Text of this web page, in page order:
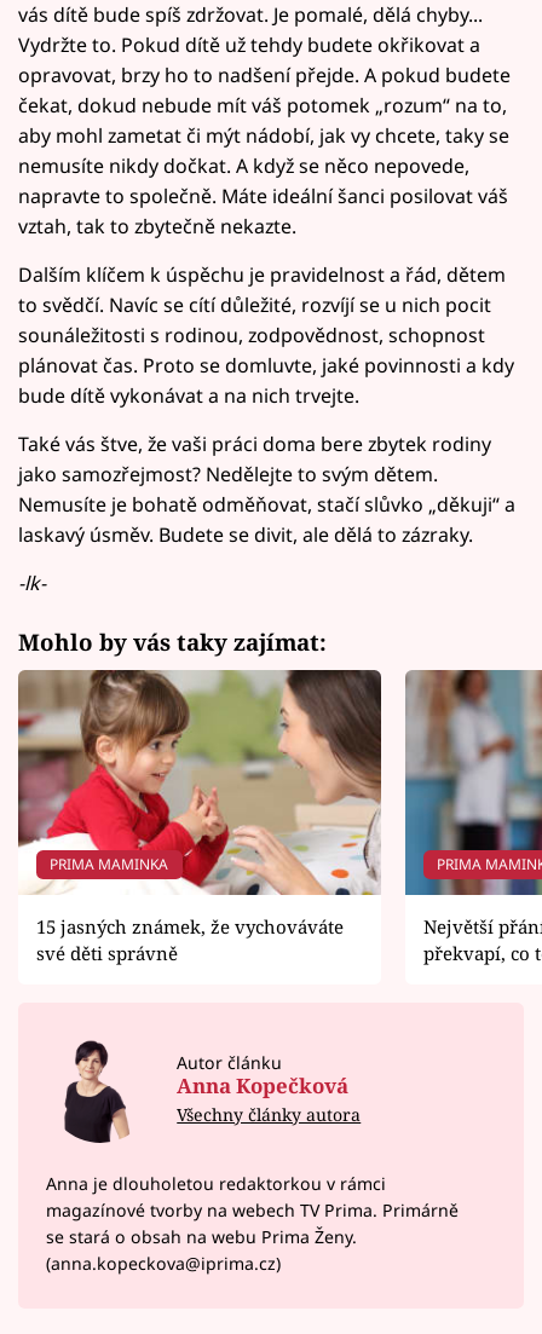
vás dítě bude spíš zdržovat. Je pomalé, dělá chyby...
Vydržte to. Pokud dítě už tehdy budete okřikovat a
opravovat, brzy ho to nadšení přejde. A pokud budete
čekat, dokud nebude mít váš potomek „rozum“ na to,
aby mohl zametat či mýt nádobí, jak vy chcete, taky se
nemusíte nikdy dočkat. A když se něco nepovede,
napravte to společně. Máte ideální šanci posilovat váš
vztah, tak to zbytečně nekazte.
Dalším klíčem k úspěchu je pravidelnost a řád, dětem
to svědčí. Navíc se cítí důležité, rozvíjí se u nich pocit
sounáležitosti s rodinou, zodpovědnost, schopnost
plánovat čas. Proto se domluvte, jaké povinnosti a kdy
bude dítě vykonávat a na nich trvejte.
Také vás štve, že vaši práci doma bere zbytek rodiny
jako samozřejmost? Nedělejte to svým dětem.
Nemusíte je bohatě odměňovat, stačí slůvko „děkuji“ a
laskavý úsměv. Budete se divit, ale dělá to zázraky.
-lk-
Mohlo by vás taky zajímat:
PRIMA MAMINKA
15 jasných známek, že vychováváte
své děti správně
PRIMA
Největší
překvapí, co
Autor článku
Anna Kopečková
Všechny články autora
Anna je dlouholetou redaktorkou v rámci
magazínové tvorby na webech TV Prima. Primárně
se stará o obsah na webu Prima Ženy.
(anna.kopeckova@iprima.cz)